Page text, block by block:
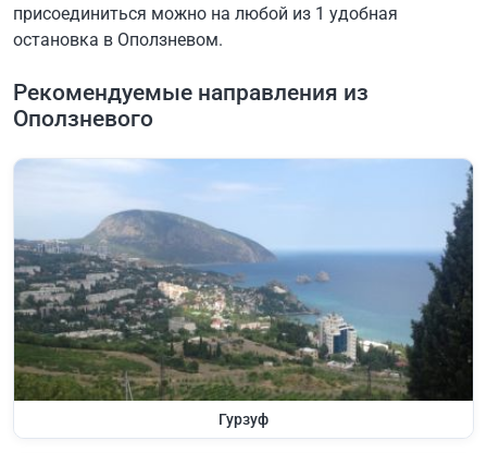
присоединиться можно на любой из 1 удобная
остановка в Оползневом.
Рекомендуемые направления из
Оползневого
Гурзуф